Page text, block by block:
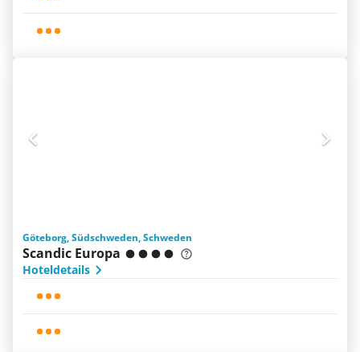
Göteborg, Südschweden, Schweden
Scandic Europa
Hoteldetails